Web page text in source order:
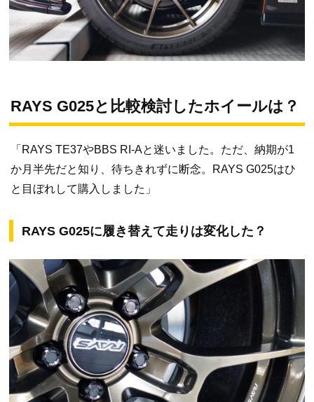
RAYS G025と比較検討したホイールは？
「RAYS TE37やBBS RI-Aと迷いました。ただ、納期が1
か月半先だと知り、待ちきれずに断念。RAYS G025はひ
と目ぼれして購入しました」
RAYS G025に履き替えて走りは変化した？